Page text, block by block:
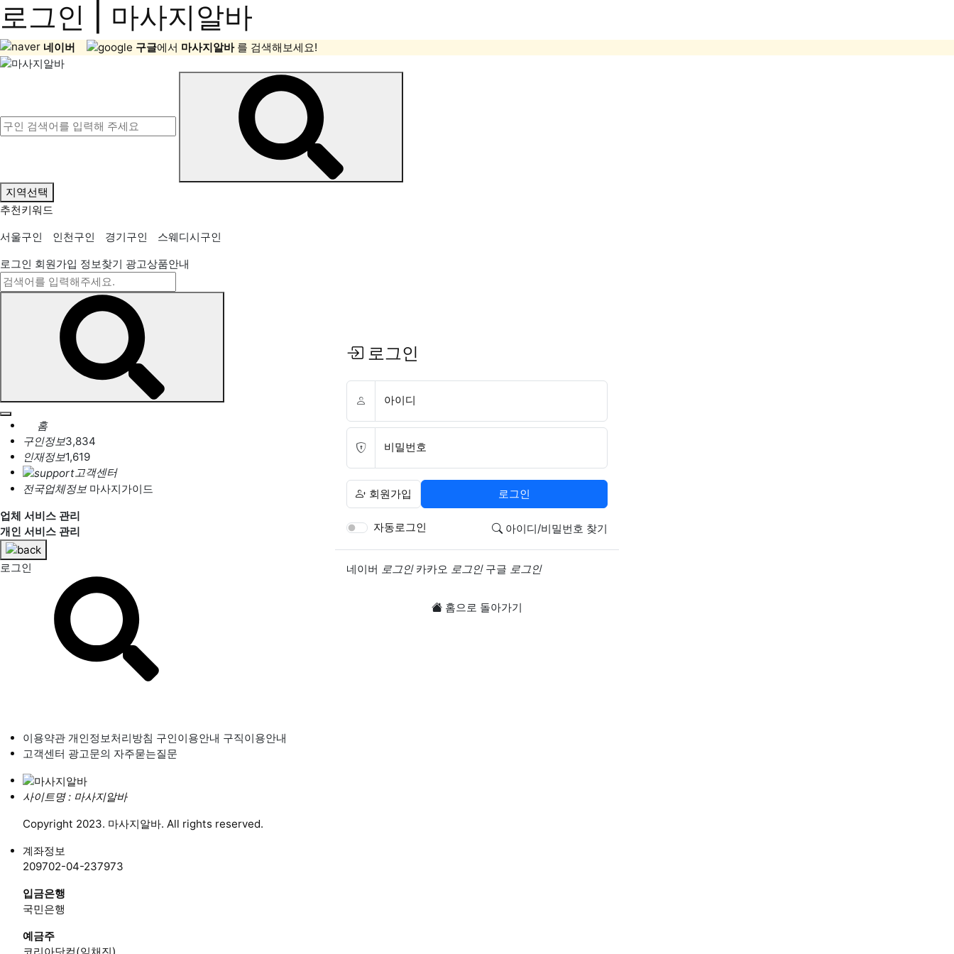
로그인 | 마사지알바
네이버 구글에서 마사지알바 를 검색해보세요!
지역선택
추천키워드
서울구인
인천구인 경기구인
스웨디시구인
로그인 회원가입 정보찾기 광고상품안내
홈
구인정보3,834
인재정보1,619
고객센터
전국업체정보 마사지가이드
업체 서비스 관리
개인 서비스 관리
로그인
로그인
아이디
비밀번호
회원가입 로그인
자동로그인 아이디/비밀번호 찾기
소셜계정으로 로그인
네이버 로그인 카카오 로그인 구글 로그인
홈으로 돌아가기
이용약관 개인정보처리방침 구인이용안내 구직이용안내
고객센터 광고문의 자주묻는질문
사이트명 : 마사지알바
Copyright 2023. 마사지알바. All rights reserved.
계좌정보
209702-04-237973
입금은행
국민은행
예금주